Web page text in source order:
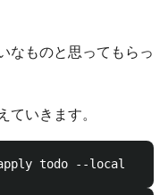
なものと思ってもらっ
いきます。